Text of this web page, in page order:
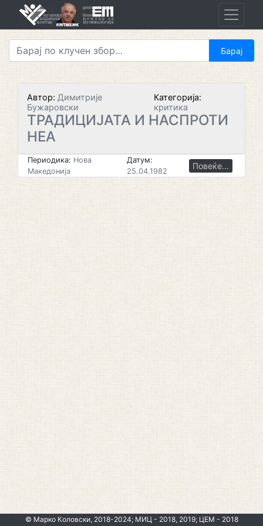
Автор: Димитрије
Бужаровски
Категорија:
критика
ТРАДИЦИЈАТА И НАСПРОТИ
НЕА
Периодика: Нова
Македонија
Датум:
25.04.1982
Повеќе...
© Марко Коловски, 2018-2024; МИЦ - 2018, 2019; ЦЕМ - 2018